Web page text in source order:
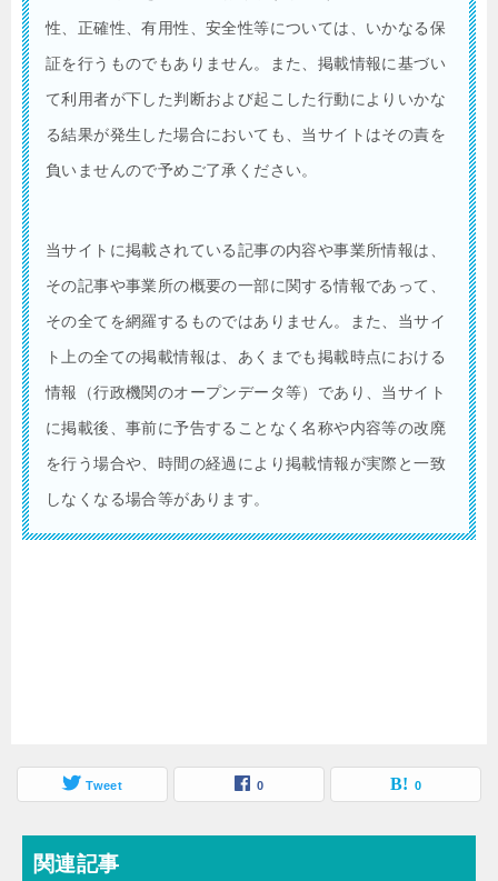
性、正確性、有用性、安全性等については、いかなる保
証を行うものでもありません。また、掲載情報に基づい
て利用者が下した判断および起こした行動によりいかな
る結果が発生した場合においても、当サイトはその責を
負いませんので予めご了承ください。
当サイトに掲載されている記事の内容や事業所情報は、
その記事や事業所の概要の一部に関する情報であって、
その全てを網羅するものではありません。また、当サイ
ト上の全ての掲載情報は、あくまでも掲載時点における
情報（行政機関のオープンデータ等）であり、当サイト
に掲載後、事前に予告することなく名称や内容等の改廃
を行う場合や、時間の経過により掲載情報が実際と一致
しなくなる場合等があります。
Tweet 0 0
関連記事